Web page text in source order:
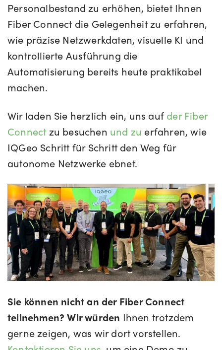
Personalbestand zu erhöhen, bietet Ihnen
Fiber Connect die Gelegenheit zu erfahren,
wie präzise Netzwerkdaten, visuelle KI und
kontrollierte Ausführung die
Automatisierung bereits heute praktikabel
machen.
Wir laden Sie herzlich ein, uns auf der Fiber
Connect zu besuchen und zu erfahren, wie
IQGeo Schritt für Schritt den Weg für
autonome Netzwerke ebnet.
Sie können nicht an der Fiber Connect
teilnehmen? Wir würden Ihnen trotzdem
gerne zeigen, was wir dort vorstellen.